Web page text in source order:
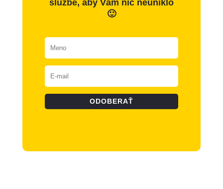
službe, aby Vám nič neuniklo
🙂
ODOBERAŤ